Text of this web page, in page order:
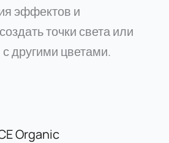
эффектов и
точки света или
другими цветами.